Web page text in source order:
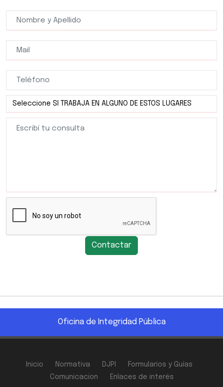
Contactar
Oficina de Integridad Pública
Inicio Normativa DJPI
Formularios y Guías
Comunicacion
Enlaces de interés